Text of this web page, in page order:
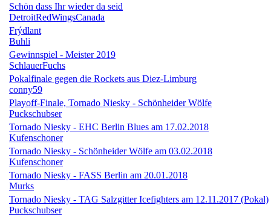
Schön dass Ihr wieder da seid
DetroitRedWingsCanada
Frýdlant
Buhli
Gewinnspiel - Meister 2019
SchlauerFuchs
Pokalfinale gegen die Rockets aus Diez-Limburg
conny59
Playoff-Finale, Tornado Niesky - Schönheider Wölfe
Puckschubser
Tornado Niesky - EHC Berlin Blues am 17.02.2018
Kufenschoner
Tornado Niesky - Schönheider Wölfe am 03.02.2018
Kufenschoner
Tornado Niesky - FASS Berlin am 20.01.2018
Murks
Tornado Niesky - TAG Salzgitter Icefighters am 12.11.2017 (Pokal)
Puckschubser